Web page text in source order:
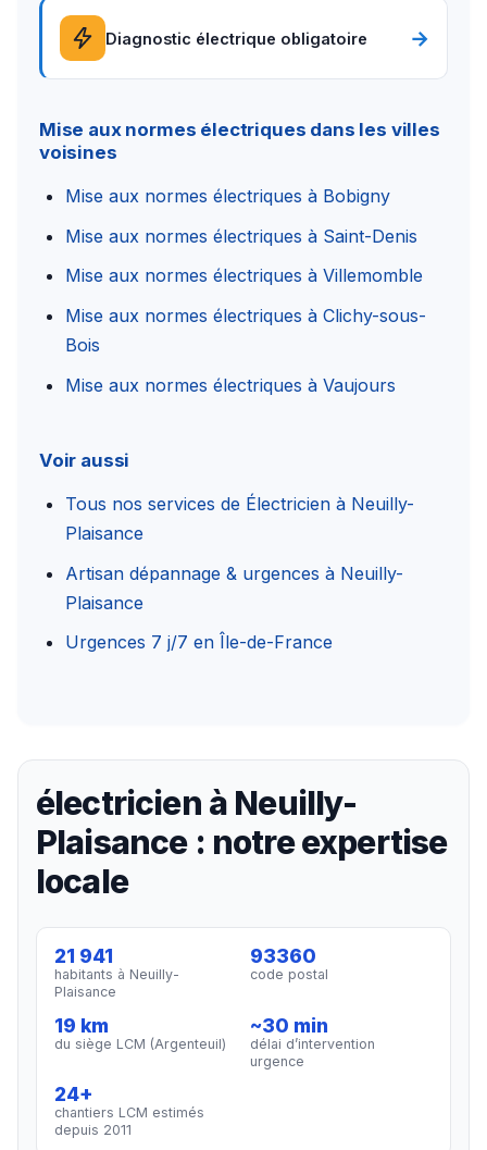
Diagnostic électrique obligatoire →
Mise aux normes électriques dans les villes
voisines
Mise aux normes électriques à Bobigny
Mise aux normes électriques à Saint-Denis
Mise aux normes électriques à Villemomble
Mise aux normes électriques à Clichy-sous-
Bois
Mise aux normes électriques à Vaujours
Voir aussi
Tous nos services de Électricien à Neuilly-
Plaisance
Artisan dépannage & urgences à Neuilly-
Plaisance
Urgences 7 j/7 en Île-de-France
électricien à Neuilly-
Plaisance : notre expertise
locale
21 941
habitants à Neuilly-
Plaisance
93360
code postal
19 km
du siège LCM (Argenteuil)
~30 min
délai d’intervention
urgence
24+
chantiers LCM estimés
depuis 2011